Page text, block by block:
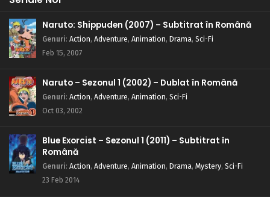
Naruto: Shippuden (2007) – Subtitrat în Română
Genuri: Action, Adventure, Animation, Drama, Sci-Fi
Feb 15, 2007
Naruto – Sezonul 1 (2002) – Dublat în Română
Genuri: Action, Adventure, Animation, Sci-Fi
Oct 03, 2002
Blue Exorcist – Sezonul 1 (2011) – Subtitrat în
Română
Genuri: Action, Adventure, Animation, Drama, Mystery, Sci-Fi
23 Feb 2014